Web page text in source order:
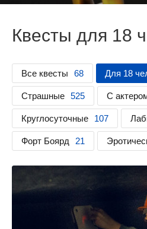
Квесты для 18
Все квесты 68 Для 18
Страшные 525 С
Круглосуточные 107
Форт Боярд 21